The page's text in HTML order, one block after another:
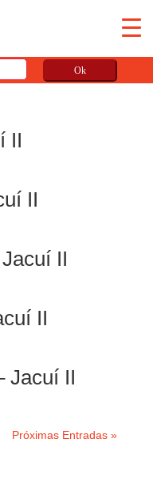
Ok
II
II
II
II
Jacuí II
Próximas Entradas »